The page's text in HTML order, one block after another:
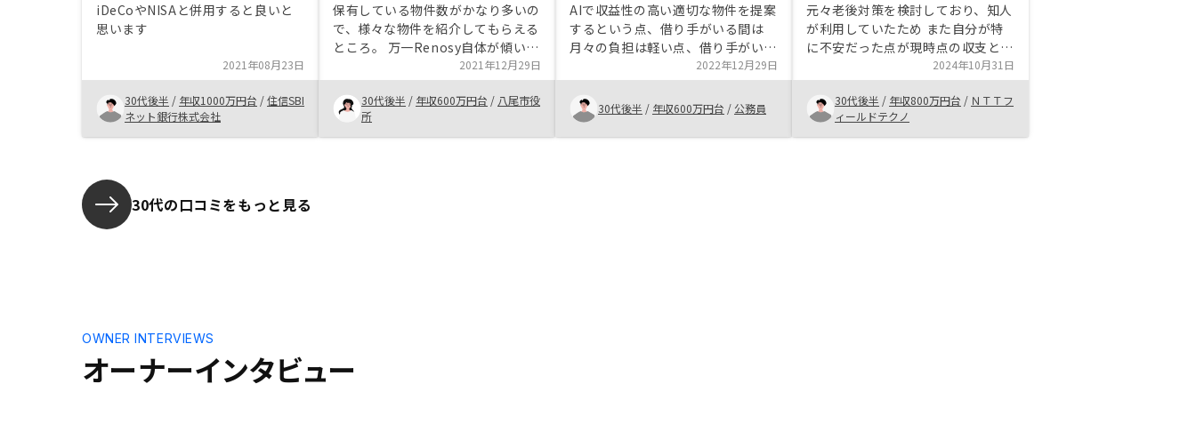
iDeCoやNISAと併用すると良いと
思います
2021年08月23日
30代後半 / 年収1000万円台 /住信SBI
ネット銀行株式会社
保有している物件数がかなり多いの
で、様々な物件を紹介してもらえる
ところ。 万一Renosy自体が傾いて
も、母体が大きいので、簡単に潰れ
ることはない。 営業さんが優秀で
対応が早かったこと。 会社自体が
IT技術に長けているところ。 アプ
リなどで簡単にローン等の管理がで
2021年12月29日
30代後半 / 年収600万円台 / 八尾市役
所
AIで収益性の高い適切な物件を提案
するという点、借り手がいる間は
月々の負担は軽い点、借り手がいな
い期間も非常に短い実績があるとい
う点、管理が割とお任せな点等を鑑
み購入に至りました。 また、副次
的な効果として、纏まった額の借入
をするということで、月々の支出を
2022年12月29日
30代後半 / 年収600万円台 / 公務員
元々老後対策を検討しており、知人
が利用していたため また自分が特
に不安だった点が現時点の収支と長
期を見据えた際の収入比較をしっか
り教えてくれる点、マンション選定
にあたってのポイントを教えて貰え
るので不安なく始めることができた
2024年10月31日
30代後半 / 年収800万円台 / ＮＴＴフ
ィールドテクノ
30代の口コミをもっと見る
オーナーインタビュー
OWNER INTERVIEWS